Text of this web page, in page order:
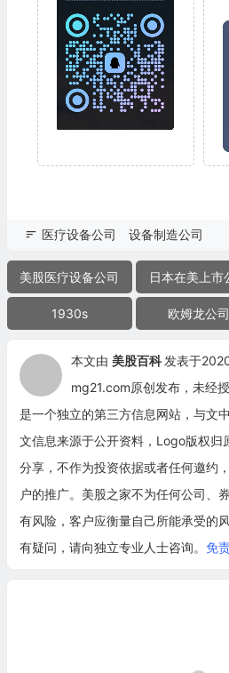
医疗设备公司 设备制造公司
美股医疗设备公司 日本在美上市
1930s 欧姆龙公司
本文由 美股百科 发表于
mg21.com原创发布，未经
是一个独立的第三方信息网站，与文
文信息来源于公开资料，Logo版权归
分享，不作为投资依据或者任何邀约
户的推广。美股之家不为任何公司、
有风险，客户应衡量自己所能承受的
有疑问，请向独立专业人士咨询。 免